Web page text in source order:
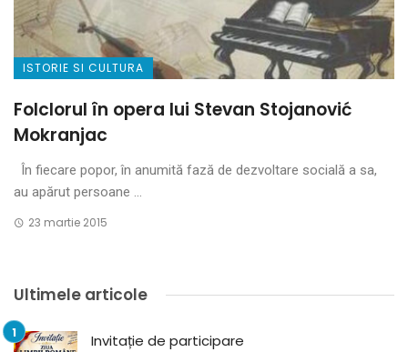
ISTORIE SI CULTURA
Folclorul în opera lui Stevan Stojanović
Mokranjac
În fiecare popor, în anumită fază de dezvoltare socială a sa,
au apărut persoane ...
23 martie 2015
Ultimele articole
Invitație de participare